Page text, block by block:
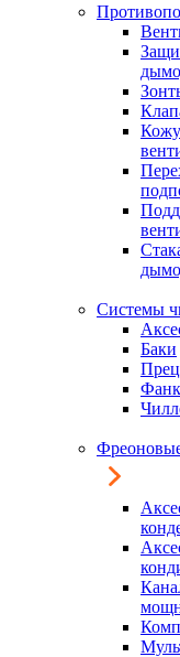
Системы
Баки